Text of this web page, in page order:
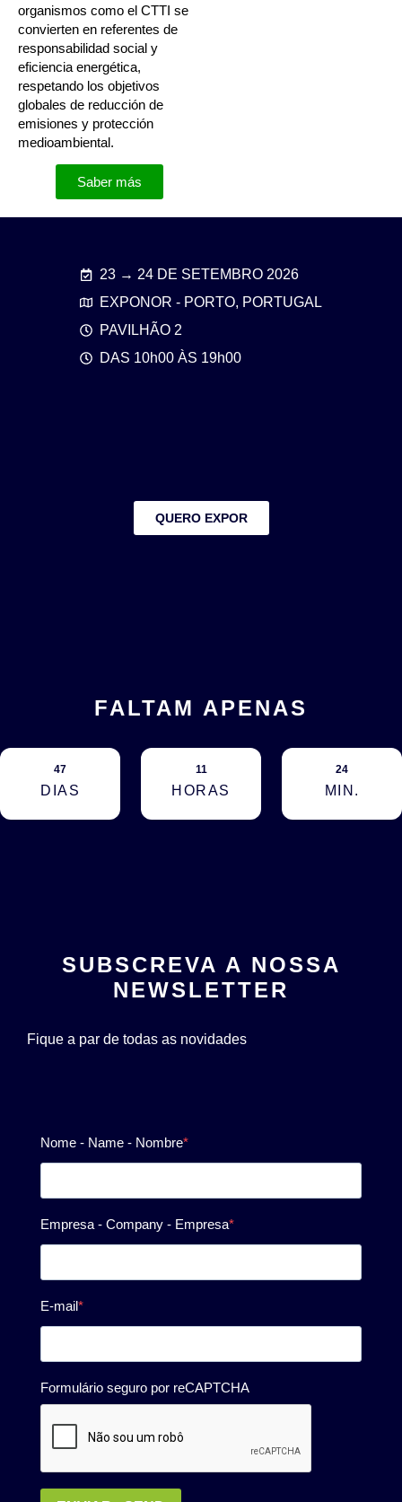
organismos como el CTTI se
convierten en referentes de
responsabilidad social y
eficiencia energética,
respetando los objetivos
globales de reducción de
emisiones y protección
medioambiental.
Saber más
23 → 24 DE SETEMBRO 2026
EXPONOR - PORTO, PORTUGAL
PAVILHÃO 2
DAS 10h00 ÀS 19h00
QUERO EXPOR
FALTAM APENAS
47
DIAS
11
HORAS
24
MIN.
SUBSCREVA A NOSSA
NEWSLETTER
Fique a par de todas as novidades